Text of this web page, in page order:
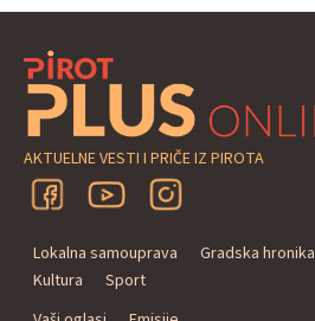
AKTUELNE VESTI I PRIČE IZ PIROTA
Lokalna samouprava Gradska hronika
Kultura
Sport